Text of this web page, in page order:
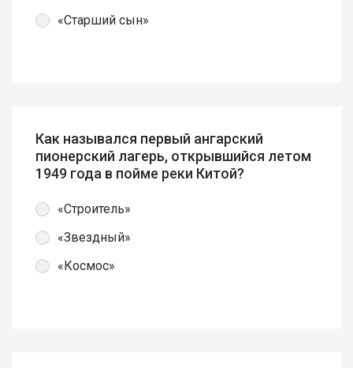
«Старший сын»
Как назывался первый ангарский
пионерский лагерь, открывшийся летом
1949 года в пойме реки Китой?
«Строитель»
«Звездный»
«Космос»